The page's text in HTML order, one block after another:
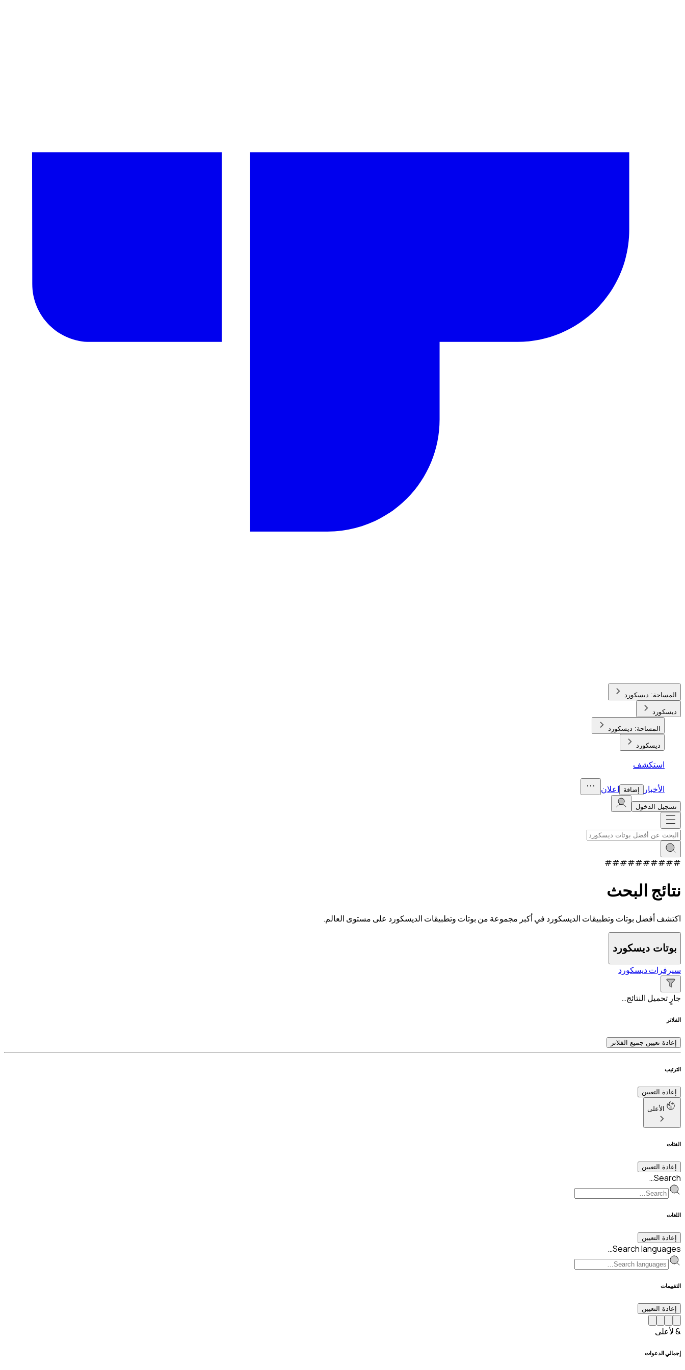
المساحة: ديسكورد
ديسكورد
المساحة: ديسكورد
ديسكورد
استكشف
الأخبار إضافة اعلان
تسجيل الدخول
#
#
#
#
#
#
#
#
#
#
نتائج البحث
اكتشف أفضل بوتات وتطبيقات الديسكورد في أكبر مجموعة من بوتات وتطبيقات الديسكورد على مستوى العالم.
بوتات ديسكورد
سيرفرات ديسكورد
جارٍ تحميل النتائج…
الفلاتر
إعادة تعيين جميع الفلاتر
الترتيب
إعادة التعيين
الأعلى
الفئات
إعادة التعيين
Search…
اللغات
إعادة التعيين
Search languages…
التقييمات
إعادة التعيين
& لأعلى
إجمالي الدعوات